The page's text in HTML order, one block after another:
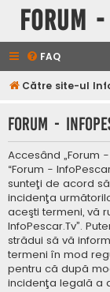
Forum
FAQ
Către site-ul
Forum -
Accesând „Forum -
“Forum -
sunteţi de acord
incidenţa
aceşti termeni, vă
InfoPescar.Tv”.
strădui să vă
termeni în mod
pentru că după
incidenţa legală a